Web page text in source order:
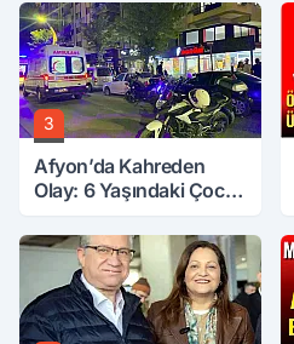
3
Afyon’da Kahreden
Olay: 6 Yaşındaki Çocuk